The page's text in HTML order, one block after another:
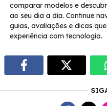
comparar modelos e
ao seu dia a dia. Continue
guias, avaliações e dicas
experiência com tecnologia.